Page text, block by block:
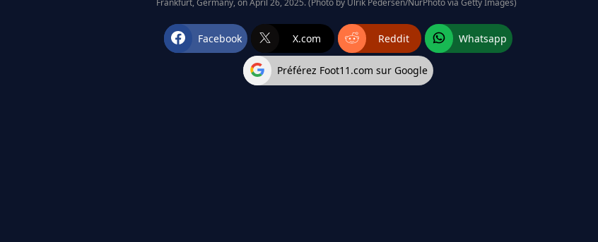
Frankfurt, Germany, on April 26, 2025. (Photo by Ulrik Pedersen/NurPhoto via Getty Images)
Facebook X.com Reddit Whatsapp
Préférez Foot11.com sur Google